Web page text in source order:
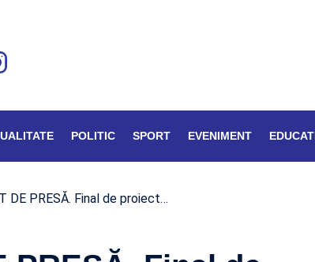
POLITIC SPORT EVENIMENT
DE PRESĂ. Final de proiect…